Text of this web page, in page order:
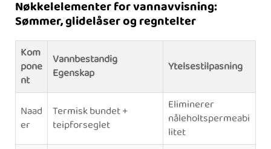
Nøkkelelementer for vannavvisning:
Sømmer, glidelåser og regntelter
Kom
pone
nt
Vannbestandig
Egenskap
Ytelsestilpasning
Naad
er
Termisk bundet +
teipforseglet
Eliminerer
nåleholtspermeabi
litet